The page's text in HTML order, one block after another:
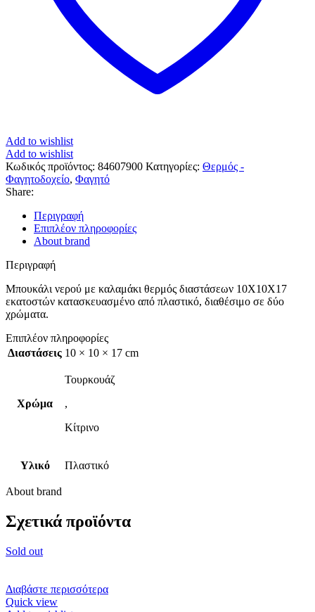
Add to wishlist
Add to wishlist
Κωδικός προϊόντος: 84607900 Κατηγορίες: Θερμός -
Φαγητοδοχείο, Φαγητό
Share:
Περιγραφή
Επιπλέον πληροφορίες
About brand
Περιγραφή
Μπουκάλι νερού με καλαμάκι θερμός διαστάσεων 10Χ10Χ17
εκατοστών κατασκευασμένο από πλαστικό, διαθέσιμο σε δύο
χρώματα.
Επιπλέον πληροφορίες
Διαστάσεις 10 × 10 × 17 cm
Χρώμα
Τουρκουάζ
,
Κίτρινο
Υλικό Πλαστικό
About brand
Σχετικά προϊόντα
Sold out
Διαβάστε περισσότερα
Quick view